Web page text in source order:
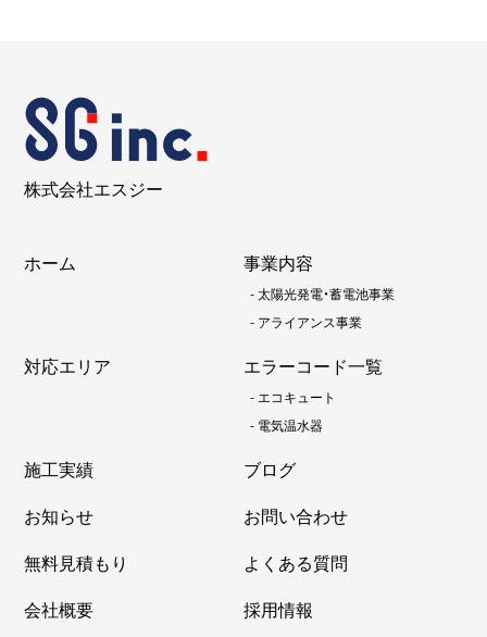
株式会社エスジー
ホーム 事業内容
-太陽光発電・蓄電池事業
- アライアンス事業
対応エリア エラーコード一覧
-エコキュート
- 電気温水器
施工実績
ブログ
お知らせ
お問い合わせ
無料見積もり
よくある質問
会社概要
採用情報